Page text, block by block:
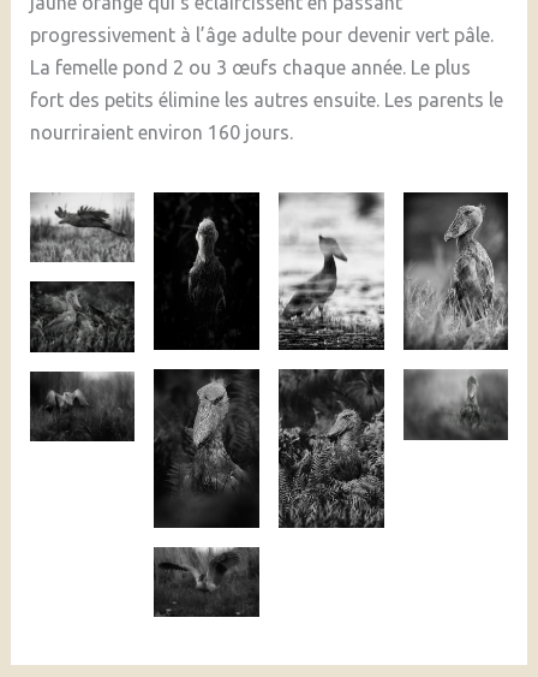
progressivement à l’âge adulte pour devenir vert pâle.
La femelle pond 2 ou 3 œufs chaque année. Le plus
fort des petits élimine les autres ensuite. Les parents le
nourriraient environ 160 jours.